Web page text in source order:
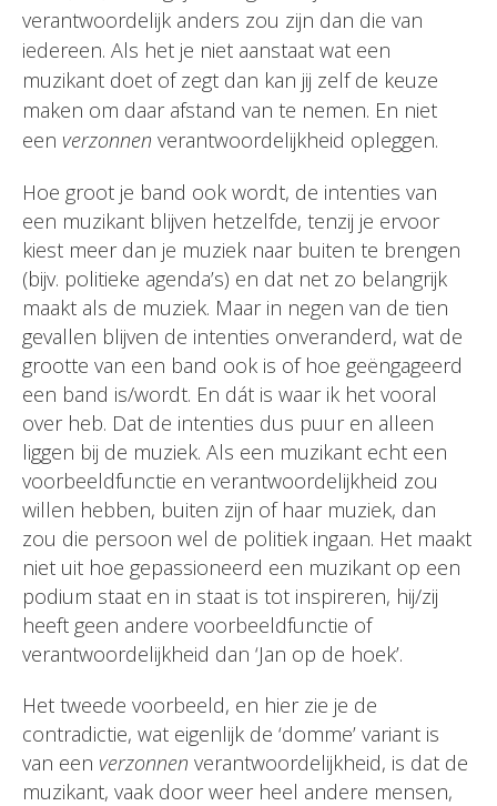
verantwoordelijk anders zou zijn dan die van
iedereen. Als het je niet aanstaat wat een
muzikant doet of zegt dan kan jij zelf de keuze
maken om daar afstand van te nemen. En niet
een verzonnen verantwoordelijkheid opleggen.
Hoe groot je band ook wordt, de intenties van
een muzikant blijven hetzelfde, tenzij je ervoor
kiest meer dan je muziek naar buiten te brengen
(bijv. politieke agenda’s) en dat net zo belangrijk
maakt als de muziek. Maar in negen van de tien
gevallen blijven de intenties onveranderd, wat de
grootte van een band ook is of hoe geëngageerd
een band is/wordt. En dát is waar ik het vooral
over heb. Dat de intenties dus puur en alleen
liggen bij de muziek. Als een muzikant echt een
voorbeeldfunctie en verantwoordelijkheid zou
willen hebben, buiten zijn of haar muziek, dan
zou die persoon wel de politiek ingaan. Het maakt
niet uit hoe gepassioneerd een muzikant op een
podium staat en in staat is tot inspireren, hij/zij
heeft geen andere voorbeeldfunctie of
verantwoordelijkheid dan ‘Jan op de hoek’.
Het tweede voorbeeld, en hier zie je de
contradictie, wat eigenlijk de ‘domme’ variant is
van een verzonnen verantwoordelijkheid, is dat de
muzikant, vaak door weer heel andere mensen,